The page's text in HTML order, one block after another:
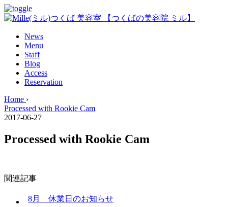
News
Menu
Staff
Blog
Access
Reservation
Home ›
Processed with Rookie Cam
2017-06-27
Processed with Rookie Cam
関連記事
8月 休業日のお知らせ